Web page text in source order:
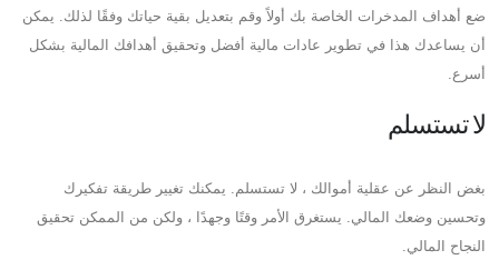
ضع أهداف المدخرات الخاصة بك أولاً وقم بتعديل بقية حياتك وفقًا لذلك. يمكن
أن يساعدك هذا في تطوير عادات مالية أفضل وتحقيق أهدافك المالية بشكل
أسرع.
لا تستسلم
بغض النظر عن عقلية أموالك ، لا تستسلم. يمكنك تغيير طريقة تفكيرك
وتحسين وضعك المالي. يستغرق الأمر وقتًا وجهدًا ، ولكن من الممكن تحقيق
النجاح المالي.